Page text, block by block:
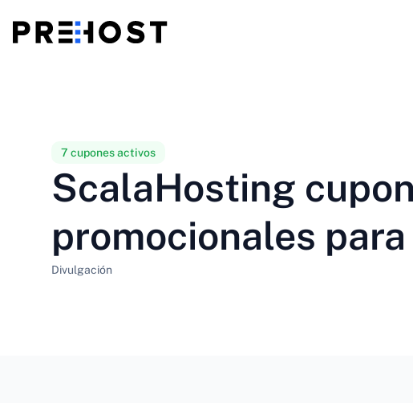
VPS baratos Hot
EN - English
HU - Magyar ID - Indonesia
LT - Lietuvių LV - Latviešu
PT-BR - Português
7 cupones activos
ScalaHosting
promocionales
Divulgación